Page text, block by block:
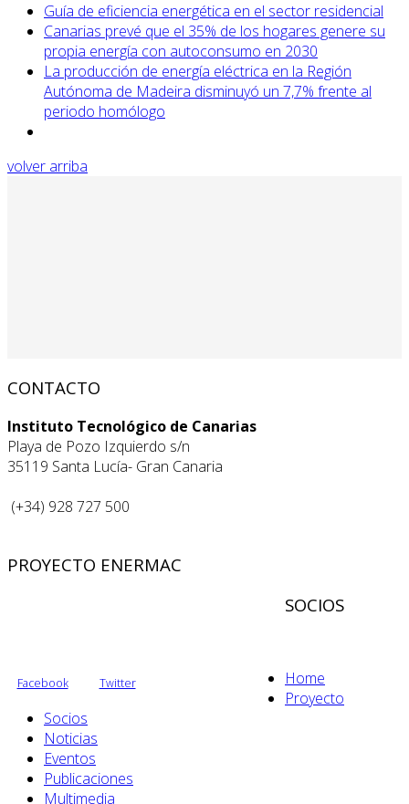
Guía de eficiencia energética en el sector residencial
Canarias prevé que el 35% de los hogares genere su
propia energía con autoconsumo en 2030
La producción de energía eléctrica en la Región
Autónoma de Madeira disminuyó un 7,7% frente al
periodo homólogo
volver arriba
CONTACTO
Instituto Tecnológico de Canarias
Playa de Pozo Izquierdo s/n
35119 Santa Lucía- Gran Canaria
(+34) 928 727 500
PROYECTO ENERMAC
Facebook Twitter
SOCIOS
Home
Proyecto
Socios
Noticias
Eventos
Publicaciones
Multimedia